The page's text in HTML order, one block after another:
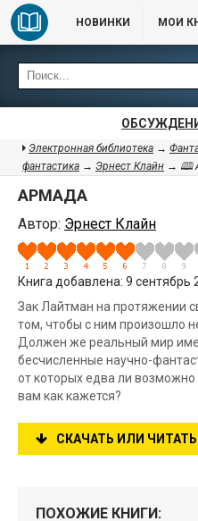
НОВИНКИ МОИ
Электронная библиотека →
фантастика → Эрнест Клайн → 🕮
АРМАДА
Автор: Эрнест Клайн
Книга добавлена: 9 сентябрь
Зак Лайтман на протяжении
том, чтобы с ним произошло
Должен же реальный мир
бесчисленные научно-
от которых едва ли возможно
вам как кажется?
СКАЧАТЬ ИЛИ
ПОХОЖИЕ КНИГИ: